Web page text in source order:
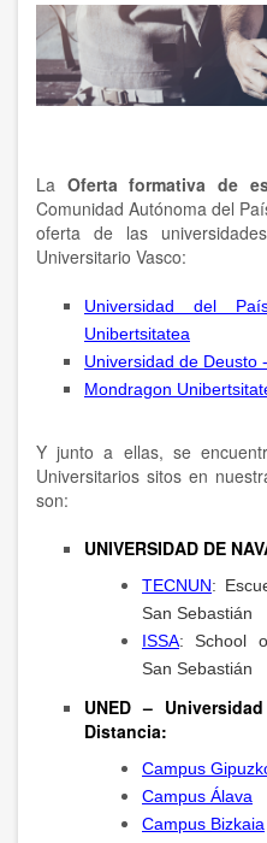
La Oferta formativa de
Comunidad Autónoma del
oferta de las
Universitario Vasco:
Universidad del
Unibertsitatea
Universidad de Deusto
Mondragon
Y junto a ellas, se
Universitarios sitos en
son:
UNIVERSIDAD DE
TECNUN:
San Sebastián
ISSA: School
San Sebastián
UNED –
Distancia:
Campus
Campus Álava
Campus Bizkaia